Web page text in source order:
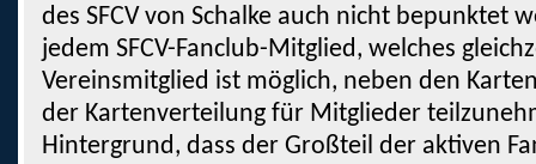
des SFCV von Schalke auch nicht bepunktet
jedem SFCV-Fanclub-Mitglied, welches
Vereinsmitglied ist möglich, neben den
der Kartenverteilung für Mitglieder
Hintergrund, dass der Großteil der aktiven